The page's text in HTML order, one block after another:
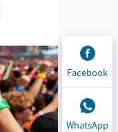
Facebook
WhatsApp